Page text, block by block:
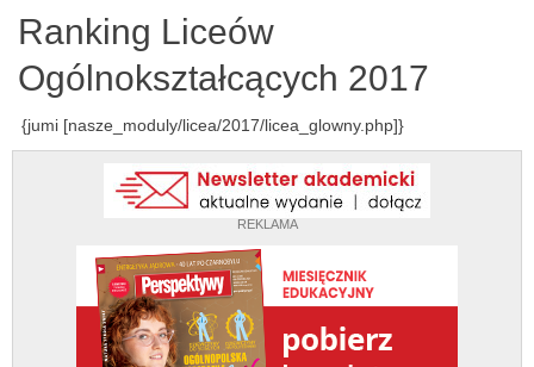
REKLAMA
Ranking Liceów
Ogólnokształcących 2017
{jumi [nasze_moduly/licea/2017/licea_glowny.php]}